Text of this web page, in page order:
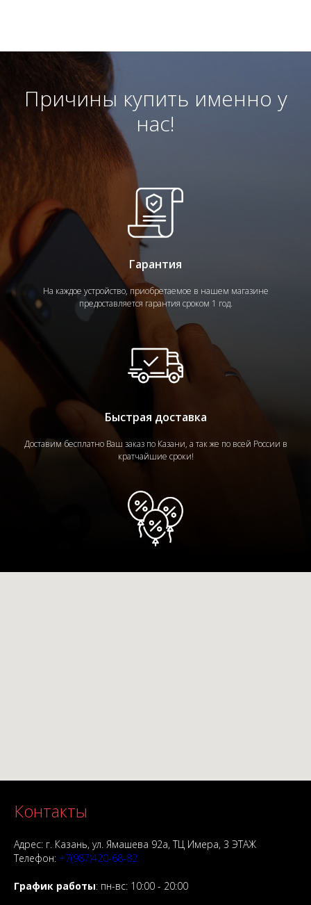
Причины купить именно у
нас!
Гарантия
На каждое устройство, приобретаемое в нашем магазине
предоставляется гарантия сроком 1 год.
Быстрая доставка
Доставим бесплатно Ваш заказ по Казани, а так же по всей России в
кратчайшие сроки!
Скидки и акции
Контакты
Адрес: г. Казань, ул. Ямашева 92а, ТЦ Имера, 3 ЭТАЖ
Телефон: +7(987)420-68-82
График работы: пн-вс: 10:00 - 20:00